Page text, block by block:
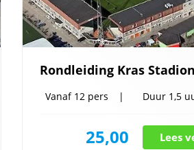
Rondleiding Kras Stadion
Vanaf 12 pers Duur 1,5
25,00 Lees